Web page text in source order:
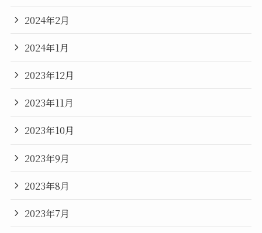
2024年2月
2024年1月
2023年12月
2023年11月
2023年10月
2023年9月
2023年8月
2023年7月